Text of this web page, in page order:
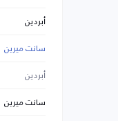
أبردين
سانت ميرين
أبردين
سانت ميرين